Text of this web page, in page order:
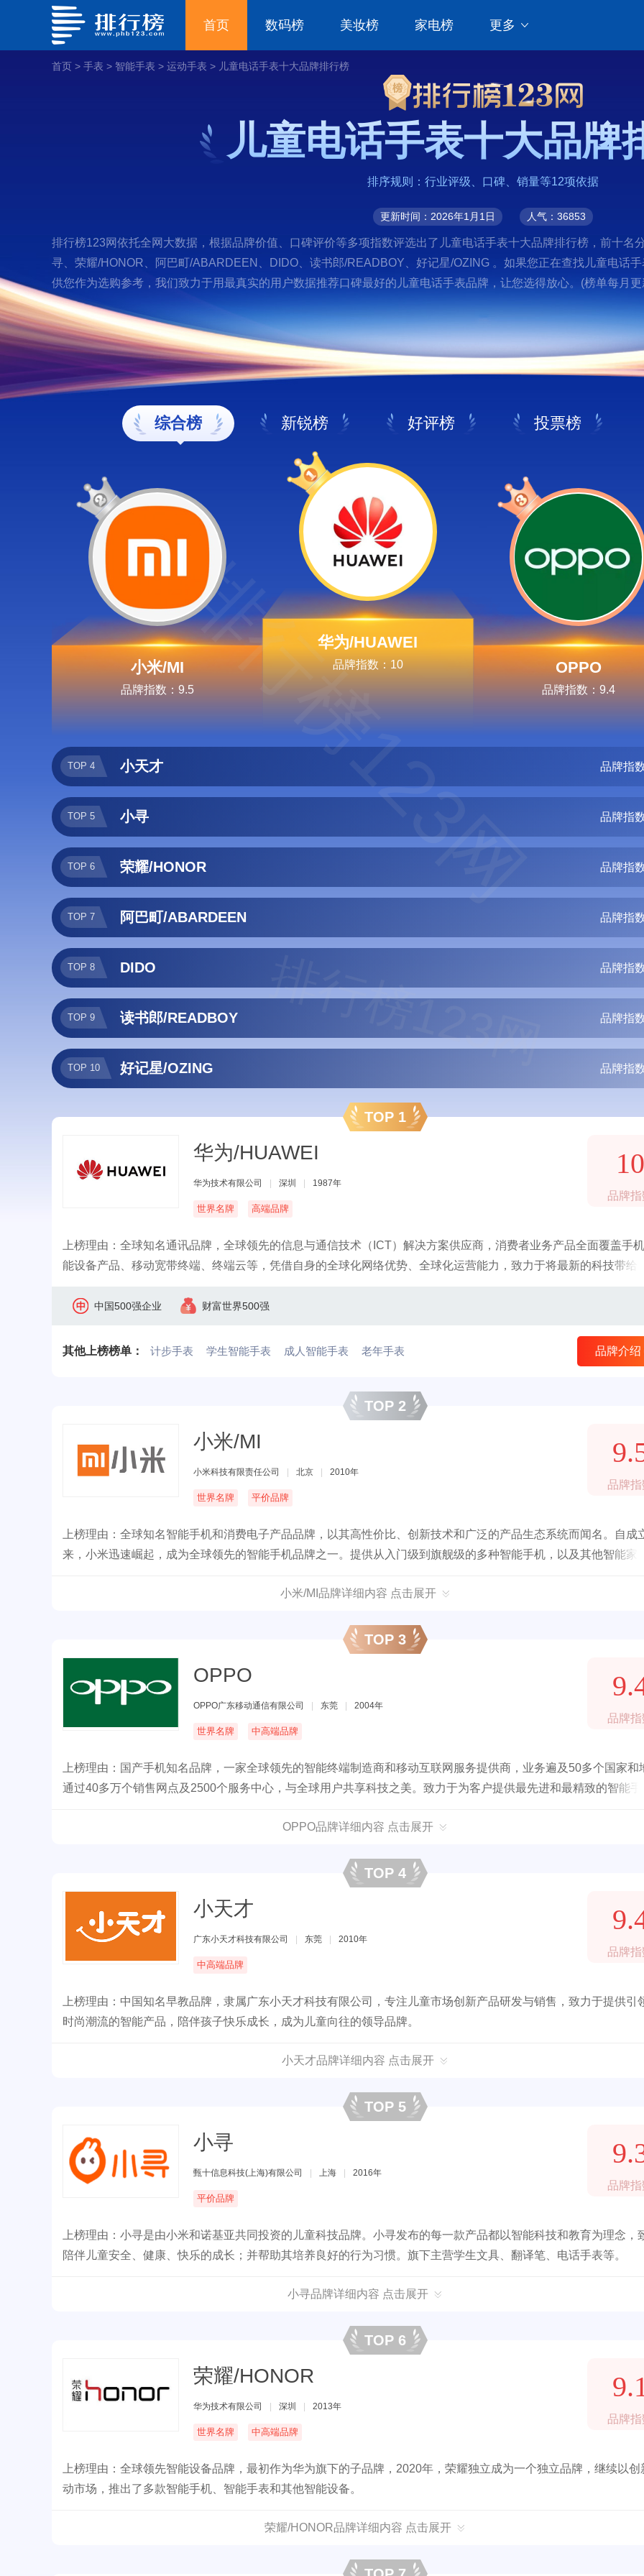
首页 数码榜 美妆榜 家电榜 更多
首页 > 手表 > 智能手表 > 运动手表 > 儿童电话手表十大品牌排行榜
儿童电话手表十大品牌
排序规则：行业评级、口碑、销量等12项依据
更新时间：2026年1月1日 人气：36853
排行榜123网依托全网大数据，根据品牌价值、口碑评价等多项指数评选出了儿童电话手表十大品牌排行榜，前十名
寻、荣耀/HONOR、阿巴町/ABARDEEN、DIDO、读书郎/READBOY、好记星/OZING 。如果您正在查找儿童电话
供您作为选购参考，我们致力于用最真实的用户数据推荐口碑最好的儿童电话手表品牌，让您选得放心。(榜单每月
综合榜 新锐榜 好评榜 投票榜
小米/MI
品牌指数：9.5
华为/HUAWEI
品牌指数：10 OPPO
品牌指数：9.4
TOP 4 小天才 品牌指
TOP 5 小寻 品牌指
TOP 6 荣耀/HONOR 品牌指
TOP 7 阿巴町/ABARDEEN 品牌指
TOP 8 DIDO 品牌指
TOP 9 读书郎/READBOY 品牌指
TOP 10 好记星/OZING 品牌指
TOP 1
华为/HUAWEI
华为技术有限公司 深圳 1987年
世界名牌 高端品牌
10
品牌指
上榜理由：全球知名通讯品牌，全球领先的信息与通信技术（ICT）解决方案供应商，消费者业务产品全面覆盖手
能设备产品、移动宽带终端、终端云等，凭借自身的全球化网络优势、全球化运营能力，致力于将最新的科技带给
中国500强企业 财富世界500强
其他上榜榜单： 计步手表 学生智能手表 成人智能手表 老年手表 品牌介绍
TOP 2
小米/MI
小米科技有限责任公司 北京 2010年
世界名牌 平价品牌
品牌指
上榜理由：全球知名智能手机和消费电子产品品牌，以其高性价比、创新技术和广泛的产品生态系统而闻名。自成
来，小米迅速崛起，成为全球领先的智能手机品牌之一。提供从入门级到旗舰级的多种智能手机，以及其他智能家
小米/MI品牌详细内容 点击展开
TOP 3
OPPO
OPPO广东移动通信有限公司 东莞 2004年
世界名牌 中高端品牌
品牌指
上榜理由：国产手机知名品牌，一家全球领先的智能终端制造商和移动互联网服务提供商，业务遍及50多个国家和
通过40多万个销售网点及2500个服务中心，与全球用户共享科技之美。致力于为客户提供最先进和最精致的智能
OPPO品牌详细内容 点击展开
TOP 4
小天才
广东小天才科技有限公司 东莞 2010年
中高端品牌
品牌指
上榜理由：中国知名早教品牌，隶属广东小天才科技有限公司，专注儿童市场创新产品研发与销售，致力于提供引
时尚潮流的智能产品，陪伴孩子快乐成长，成为儿童向往的领导品牌。
小天才品牌详细内容 点击展开
TOP 5
小寻
甄十信息科技(上海)有限公司 上海 2016年
平价品牌
品牌指
上榜理由：小寻是由小米和诺基亚共同投资的儿童科技品牌。小寻发布的每一款产品都以智能科技和教育为理念，
陪伴儿童安全、健康、快乐的成长；并帮助其培养良好的行为习惯。旗下主营学生文具、翻译笔、电话手表等。
小寻品牌详细内容 点击展开
TOP 6
荣耀/HONOR
华为技术有限公司 深圳 2013年
世界名牌 中高端品牌
品牌指
上榜理由：全球领先智能设备品牌，最初作为华为旗下的子品牌，2020年，荣耀独立成为一个独立品牌，继续以创
动市场，推出了多款智能手机、智能手表和其他智能设备。
荣耀/HONOR品牌详细内容 点击展开
排行榜123网
排行榜123网